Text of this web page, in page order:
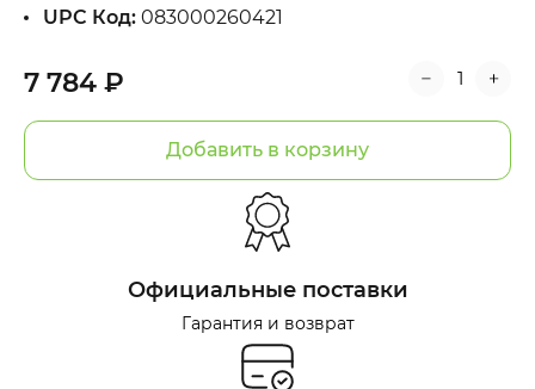
7 784 ₽
Добавить в корзину
UPC Код: 083000260421
Официальные поставки
Гарантия и возврат